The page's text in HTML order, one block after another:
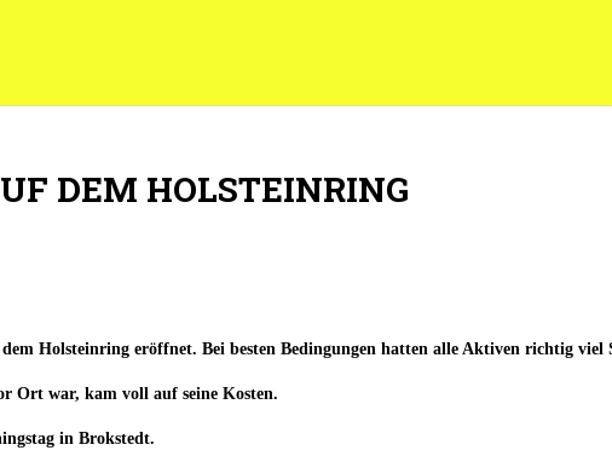
DEM HOLSTEINRING
Holsteinring eröffnet. Bei besten Bedingungen hatten alle Aktiven richtig viel
Ort war, kam voll auf seine Kosten.
in Brokstedt.